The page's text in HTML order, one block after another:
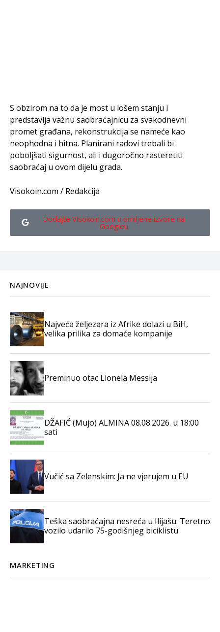
S obzirom na to da je most u lošem stanju i
predstavlja važnu saobraćajnicu za svakodnevni
promet građana, rekonstrukcija se nameće kao
neophodna i hitna. Planirani radovi trebali bi
poboljšati sigurnost, ali i dugoročno rasteretiti
saobraćaj u ovom dijelu grada.
Visokoin.com / Redakcija
Dodajte Visokoin.com u omiljene izvore na
Googleu
NAJNOVIJE
Najveća željezara iz Afrike dolazi u BiH,
velika prilika za domaće kompanije
Preminuo otac Lionela Messija
DŽAFIĆ (Mujo) ALMINA 08.08.2026. u 18:00
sati
Vučić sa Zelenskim: Ja ne vjerujem u EU
Teška saobraćajna nesreća u Ilijašu: Teretno
vozilo udarilo 75-godišnjeg biciklistu
MARKETING